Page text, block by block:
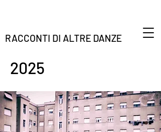
RACCONTI DI ALTRE DANZE
2025